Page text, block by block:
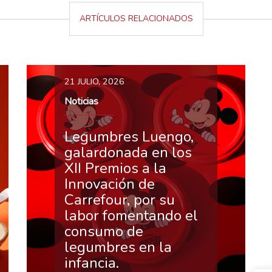
ARTÍCULOS RELACIONADOS
21 JULIO, 2026
Noticias
Legumbres Luengo,
galardonada en los
XII Premios a la
Innovación de
Carrefour, por su
labor fomentando el
consumo de
legumbres en la
infancia.